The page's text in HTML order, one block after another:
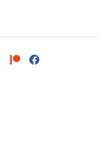
patreonfacebook